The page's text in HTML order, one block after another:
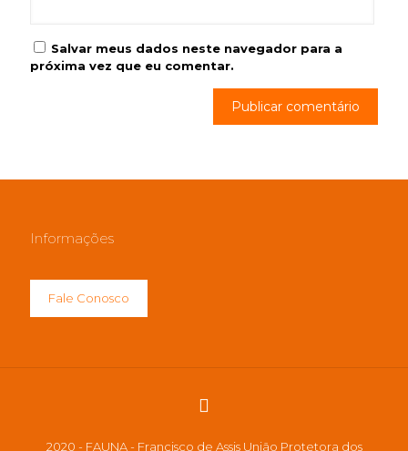
Salvar meus dados neste navegador para a
próxima vez que eu comentar.
Informações
Fale Conosco
2020 - FAUNA - Francisco de Assis União Protetora dos